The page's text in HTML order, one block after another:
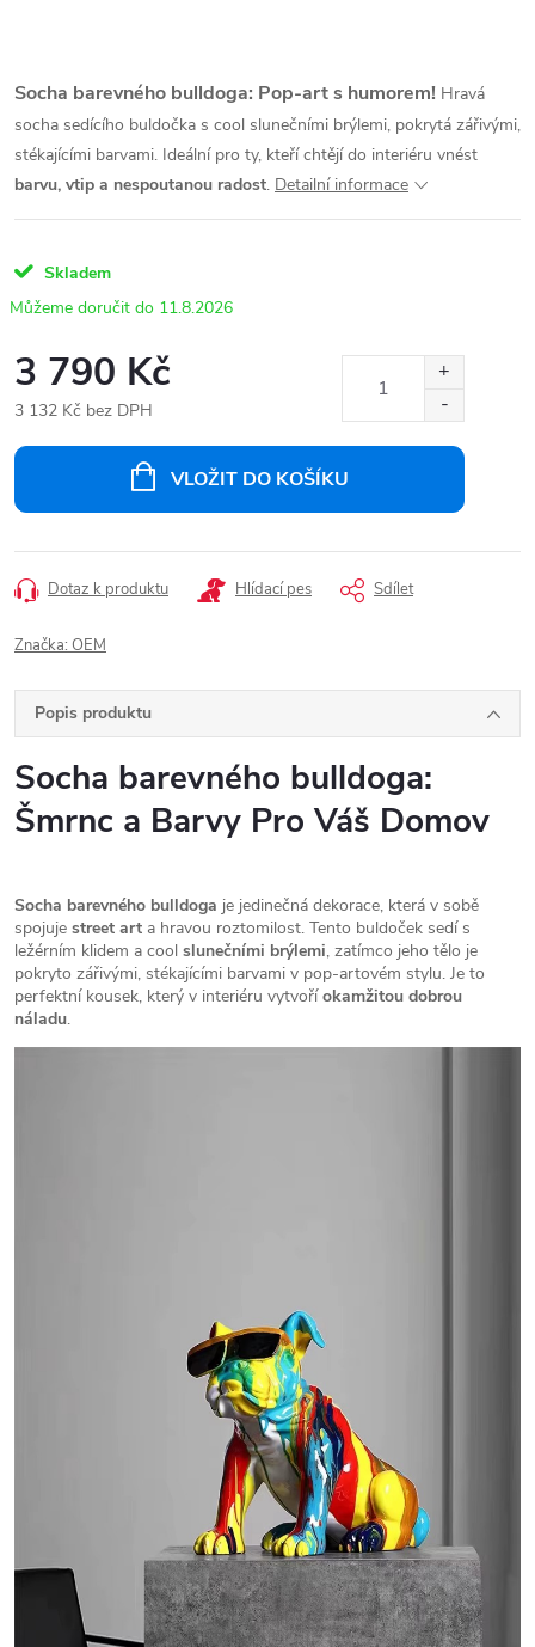
Socha barevného bulldoga: Pop-art s humorem! Hravá
socha sedícího buldočka s cool slunečními brýlemi, pokrytá zářivými,
stékajícími barvami. Ideální pro ty, kteří chtějí do interiéru vnést
barvu, vtip a nespoutanou radost. Detailní informace
Skladem
11.8.2026
3 790 Kč
3 132 Kč bez DPH
VLOŽIT DO KOŠÍKU
Dotaz k produktu Hlídací pes Sdílet
Značka: OEM
Popis produktu
Socha barevného bulldoga:
Šmrnc a Barvy Pro Váš Domov
Socha barevného bulldoga je jedinečná dekorace, která v sobě
spojuje street art a hravou roztomilost. Tento buldoček sedí s
ležérním klidem a cool slunečními brýlemi, zatímco jeho tělo je
pokryto zářivými, stékajícími barvami v pop-artovém stylu. Je to
perfektní kousek, který v interiéru vytvoříokamžitou dobrou
náladu.